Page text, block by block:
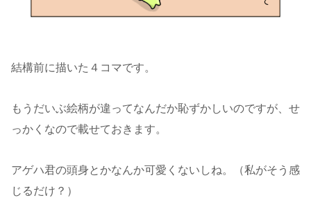
結構前に描いた４コマです。
もうだいぶ絵柄が違ってなんだか恥ずかしいのですが、せ
っかくなので載せておきます。
アゲハ君の頭身とかなんか可愛くないしね。（私がそう感
じるだけ？）